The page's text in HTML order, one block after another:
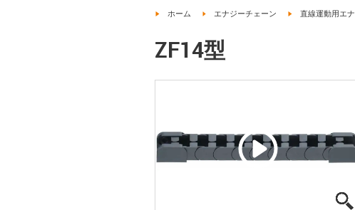
igus-icon-arrow-right
ホーム igus-icon-arrow-right
エナジーチェーン igus-icon-arrow-
直線運動用エ
ZF14型